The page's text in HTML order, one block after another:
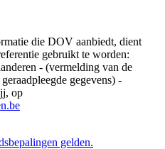
die DOV aanbiedt, dient
gebruikt te worden:
- (vermelding van de
gegevens) -
op
gelden.